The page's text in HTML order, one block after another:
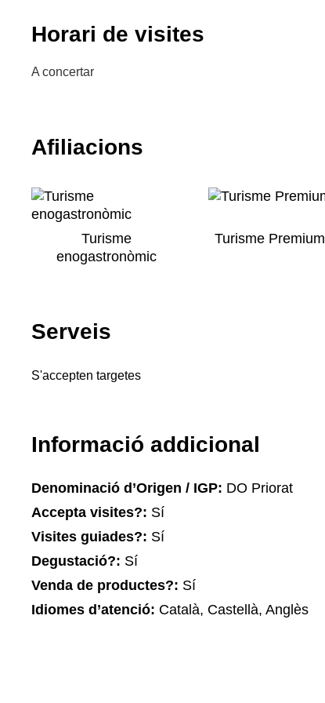
Horari de visites
A concertar
Afiliacions
Turisme
enogastronòmic
Turisme Premium
Serveis
S'accepten targetes
Informació addicional
Denominació d’Origen / IGP: DO Priorat
Accepta visites?: Sí
Visites guiades?: Sí
Degustació?: Sí
Venda de productes?: Sí
Idiomes d’atenció: Català, Castellà, Anglès